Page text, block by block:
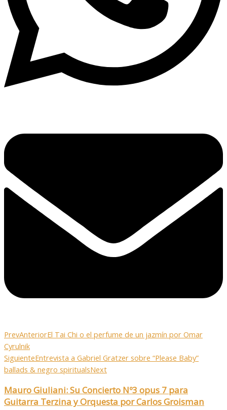
PrevAnteriorEl Tai Chi o el perfume de un jazmín por Omar
Cyrulnik
SiguienteEntrevista a Gabriel Gratzer sobre “Please Baby”
ballads & negro spiritualsNext
Mauro Giuliani: Su Concierto Nº3 opus 7 para
Guitarra Terzina y Orquesta por Carlos Groisman